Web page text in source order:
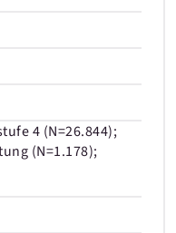
4 (N=26.844);
(N=1.178);